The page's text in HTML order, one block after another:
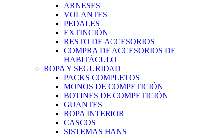
ARNESES
VOLANTES
PEDALES
EXTINCIÓN
RESTO DE ACCESORIOS
COMPRA DE ACCESORIOS DE
HABITÁCULO
ROPA Y SEGURIDAD
PACKS COMPLETOS
MONOS DE COMPETICIÓN
BOTINES DE COMPETICIÓN
GUANTES
ROPA INTERIOR
CASCOS
SISTEMAS HANS